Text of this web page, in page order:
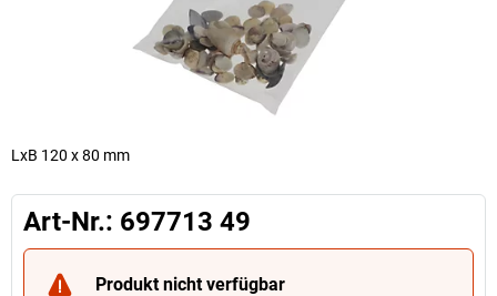
LxB 120 x 80 mm
Art-Nr.: 697713 49
Produkt nicht verfügbar